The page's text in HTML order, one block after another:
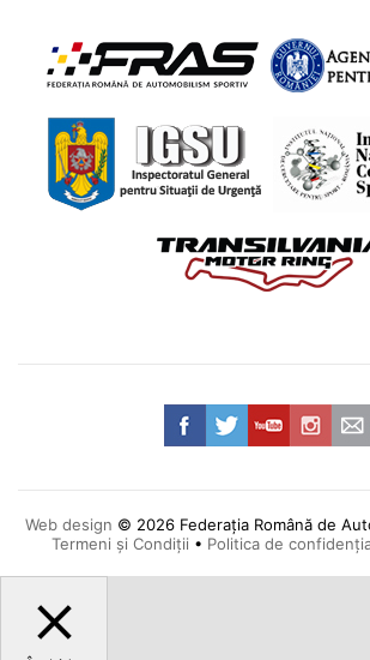
Web design © 2026 Federația Română de
Termeni și Condiții • Politica de